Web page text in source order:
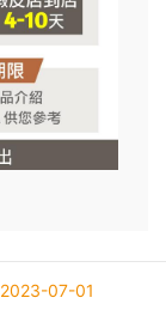
2023-07-01